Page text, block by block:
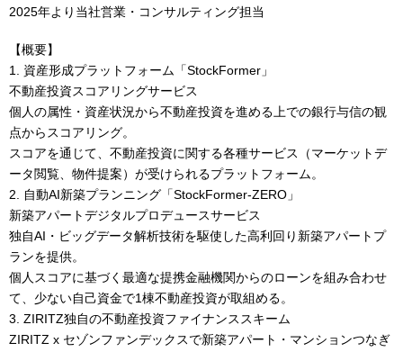
2025年より当社営業・コンサルティング担当
【概要】
1. 資産形成プラットフォーム「StockFormer」
不動産投資スコアリングサービス
個人の属性・資産状況から不動産投資を進める上での銀行与信の観
点からスコアリング。
スコアを通じて、不動産投資に関する各種サービス（マーケットデ
ータ閲覧、物件提案）が受けられるプラットフォーム。
2. 自動AI新築プランニング「StockFormer-ZERO」
新築アパートデジタルプロデュースサービス
独自AI・ビッグデータ解析技術を駆使した高利回り新築アパートプ
ランを提供。
個人スコアに基づく最適な提携金融機関からのローンを組み合わせ
て、少ない自己資金で1棟不動産投資が取組める。
3. ZIRITZ独自の不動産投資ファイナンススキーム
ZIRITZ x セゾンファンデックスで新築アパート・マンションつなぎ